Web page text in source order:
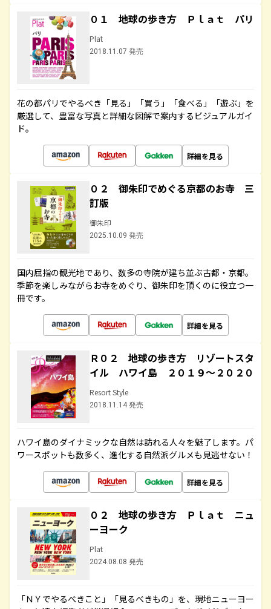
０１ 地球の歩き方 Ｐｌａｔ パリ
Plat
2018.11.07 発売
花の都パリでやるべき「見る」「買う」「食べる」「遊ぶ」を
厳選して、豊富な写真と詳細な図解で案内するビジュアルガイ
ド。
詳細を見る
０２ 御朱印でめぐる京都のお寺 三
訂版
御朱印
2025.10.09 発売
国内屈指の観光地であり、数多の寺院が建ち並ぶ古都・京都。
季節を楽しみながらお寺をめぐり、御朱印を頂くのに役立つ一
冊です。
詳細を見る
Ｒ０２ 地球の歩き方 リゾートスタ
イル ハワイ島 ２０１９～２０２０
Resort Style
2018.11.14 発売
ハワイ島のダイナミックな自然は訪れる人々を魅了します。パ
ワースポットも数多く、進化する自然派グルメも見逃せない！
詳細を見る
０２ 地球の歩き方 Ｐｌａｔ ニュ
ーヨーク
Plat
2024.08.08 発売
「ＮＹでやるべきこと」「見るべきもの」を、現地ニューヨー